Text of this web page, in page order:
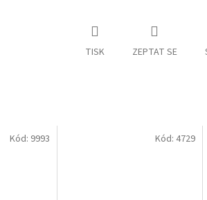
TISK ZEPTAT SE
Kód: 9993 Kód: 4729